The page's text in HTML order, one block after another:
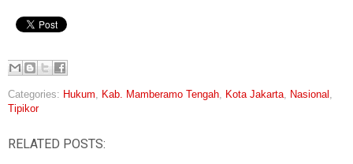
Categories: Hukum, Kab. Mamberamo Tengah, Kota Jakarta, Nasional ,
Tipikor
RELATED POSTS: